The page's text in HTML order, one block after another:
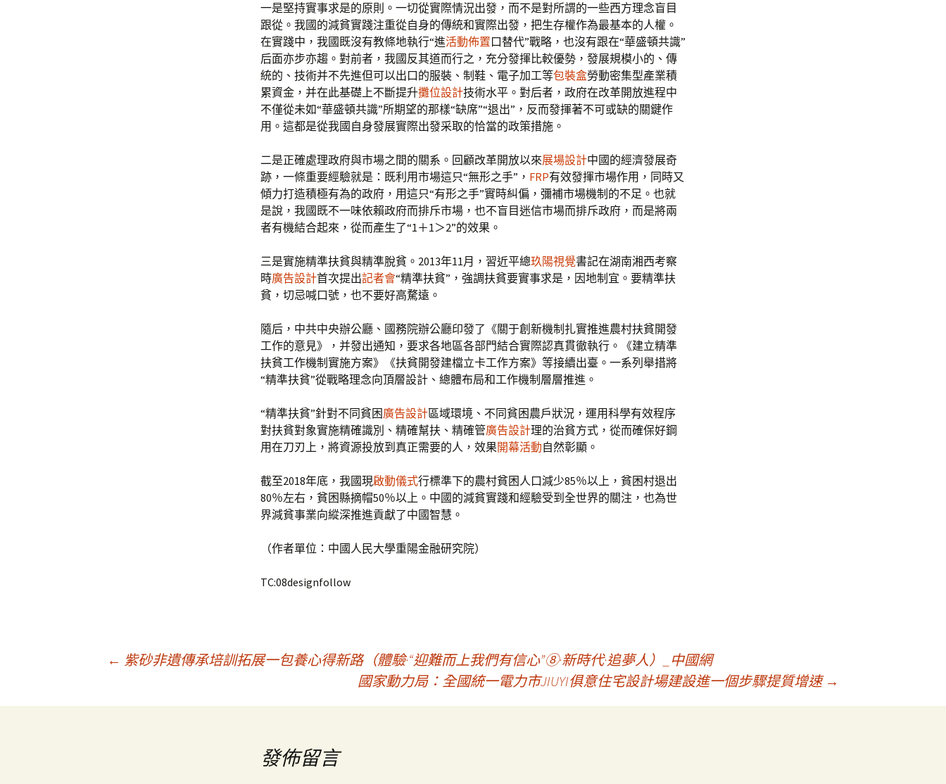
一是堅持實事求是的原則。一切從實際情況出發，而不是對所謂的一些西方理念盲目
跟從。我國的減貧實踐注重從自身的傳統和實際出發，把生存權作為最基本的人權。
在實踐中，我國既沒有教條地執行“進活動佈置口替代”戰略，也沒有跟在“華盛頓共識”
后面亦步亦趨。對前者，我國反其道而行之，充分發揮比較優勢，發展規模小的、傳
統的、技術并不先進但可以出口的服裝、制鞋、電子加工等包裝盒勞動密集型產業積
累資金，并在此基礎上不斷提升攤位設計技術水平。對后者，政府在改革開放進程中
不僅從未如“華盛頓共識”所期望的那樣“缺席”“退出”，反而發揮著不可或缺的關鍵作
用。這都是從我國自身發展實際出發采取的恰當的政策措施。
二是正確處理政府與市場之間的關系。回顧改革開放以來展場設計中國的經濟發展奇
跡，一條重要經驗就是：既利用市場這只“無形之手”， FRP有效發揮市場作用，同時又
傾力打造積極有為的政府，用這只“有形之手”實時糾偏，彌補市場機制的不足。也就
是說，我國既不一味依賴政府而排斥市場，也不盲目迷信市場而排斥政府，而是將兩
者有機結合起來，從而產生了“1＋1＞2”的效果。
三是實施精準扶貧與精準脫貧。2013年11月，習近平總玖陽視覺書記在湖南湘西考察
時廣告設計首次提出記者會“精準扶貧”，強調扶貧要實事求是，因地制宜。要精準扶
貧，切忌喊口號，也不要好高騖遠。
隨后，中共中央辦公廳、國務院辦公廳印發了《關于創新機制扎實推進農村扶貧開發
工作的意見》，并發出通知，要求各地區各部門結合實際認真貫徹執行。《建立精準
扶貧工作機制實施方案》《扶貧開發建檔立卡工作方案》等接續出臺。一系列舉措將
“精準扶貧”從戰略理念向頂層設計、總體布局和工作機制層層推進。
“精準扶貧”針對不同貧困廣告設計區域環境、不同貧困農戶狀況，運用科學有效程序
對扶貧對象實施精確識別、精確幫扶、精確管廣告設計理的治貧方式，從而確保好鋼
用在刀刃上，將資源投放到真正需要的人，效果開幕活動自然彰顯。
截至2018年底，我國現啟動儀式行標準下的農村貧困人口減少85％以上，貧困村退出
80％左右，貧困縣摘帽50％以上。中國的減貧實踐和經驗受到全世界的關注，也為世
界減貧事業向縱深推進貢獻了中國智慧。
（作者單位：中國人民大學重陽金融研究院）
TC:08designfollow
章
← 紫砂非遺傳承培訓拓展一包養心得新路（體驗·“迎難而上我們有信心”⑧·新時代·追夢人）_中國網
國家動力局：全國統一電力市JIUYI俱意住宅設計場建設進一個步驟提質增速 →
發佈留言